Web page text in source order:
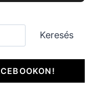
Keresés